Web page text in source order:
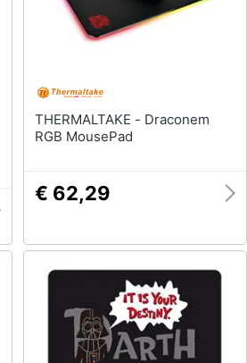
THERMALTAKE - Draconem
RGB MousePad
€ 62,29